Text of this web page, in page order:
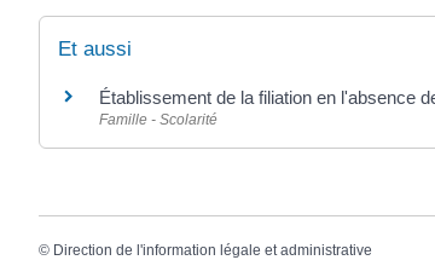
Et aussi
Établissement de la filiation en l'absence
Famille - Scolarité
© Direction de l'information légale et administrative